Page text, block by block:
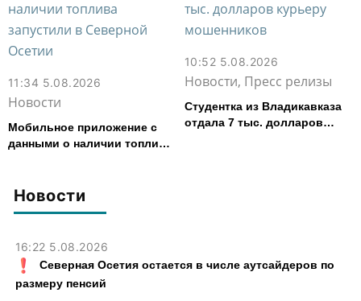
Новости
16:22 5.08.2026
Северная Осетия остается в числе аутсайдеров по
размеру пенсий
11:34 5.08.2026
Новости
Мобильное приложение с
данными о наличии топлива
10:52 5.08.2026
Новости, Пресс релизы
Студентка из Владикавказа
отдала 7 тыс. долларов